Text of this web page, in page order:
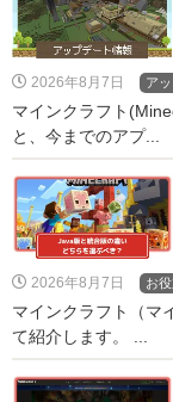
2026年8月7日 ア
マインクラフト
と、今までのアプ...
2026年8月7日 お
マインクラフト（マ
て紹介します。 ...